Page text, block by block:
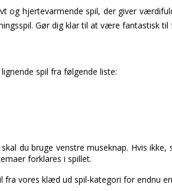
og hjertevarmende spil, der giver
Gør dig klar til at være fantastisk
spil fra følgende liste:
du bruge venstre museknap. Hvis
forklares i spillet.
fra vores klæd ud spil-kategori for endnu